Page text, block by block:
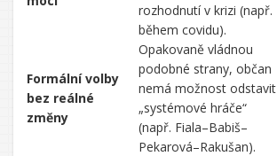
rozhodnutí v krizi (např.
během covidu).
Formální volby
bez reálné
změny
Opakovaně vládnou
podobné strany, občan
nemá možnost odstavit
„systémové hráče“
(např. Fiala–Babiš–
Pekarová–Rakušan).